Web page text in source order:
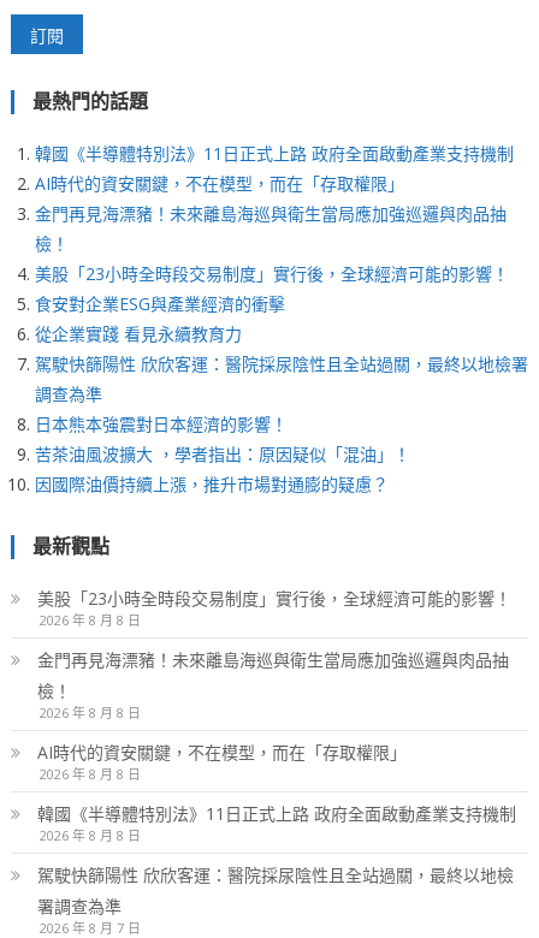
最熱門的話題
韓國《半導體特別法》11日正式上路 政府全面啟動產業支持機制
AI時代的資安關鍵，不在模型，而在「存取權限」
金門再見海漂豬！未來離島海巡與衛生當局應加強巡邏與肉品抽
檢！
美股「23小時全時段交易制度」實行後，全球經濟可能的影響！
食安對企業ESG與產業經濟的衝擊
從企業實踐 看見永續教育力
駕駛快篩陽性 欣欣客運：醫院採尿陰性且全站過關，最終以地檢署
調查為準
日本熊本強震對日本經濟的影響！
苦茶油風波擴大 ，學者指出：原因疑似「混油」！
因國際油價持續上漲，推升市場對通膨的疑慮？
最新觀點
美股「23小時全時段交易制度」實行後，全球經濟可能的影響！
2026 年 8 月 8 日
金門再見海漂豬！未來離島海巡與衛生當局應加強巡邏與肉品抽
檢！
2026 年 8 月 8 日
AI時代的資安關鍵，不在模型，而在「存取權限」
2026 年 8 月 8 日
韓國《半導體特別法》11日正式上路 政府全面啟動產業支持機制
2026 年 8 月 8 日
駕駛快篩陽性 欣欣客運：醫院採尿陰性且全站過關，最終以地檢
署調查為準
2026 年 8 月 7 日